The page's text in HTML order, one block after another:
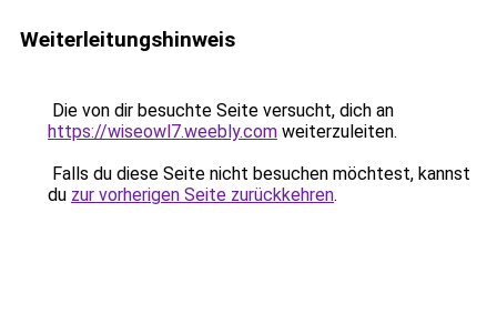
Weiterleitungshinweis
Die von dir besuchte Seite versucht, dich an
https://wiseowl7.weebly.com weiterzuleiten.
Falls du diese Seite nicht besuchen möchtest, kannst
du zur vorherigen Seite zurückkehren.